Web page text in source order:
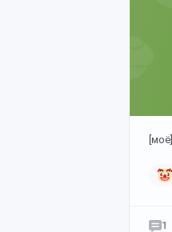
[моё]
1